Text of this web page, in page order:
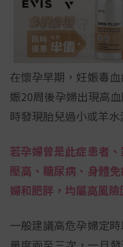
在懷孕早期，妊娠毒
娠20周後孕婦出現高
時發現胎兒過小或羊水
若孕婦曾是此症患者
壓高、糖尿病、身體
婦和肥胖，均屬高風險
一般建議高危孕婦定